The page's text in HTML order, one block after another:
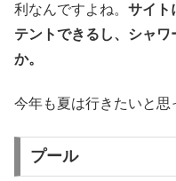
利なんですよね。 サイト
テントできるし、シャ
か。
今年も夏は行きたいと思
プール